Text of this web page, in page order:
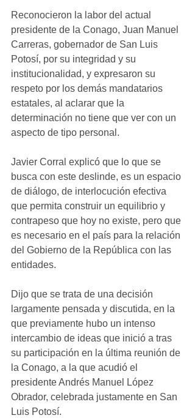
Reconocieron la labor del actual
presidente de la Conago, Juan Manuel
Carreras, gobernador de San Luis
Potosí, por su integridad y su
institucionalidad, y expresaron su
respeto por los demás mandatarios
estatales, al aclarar que la
determinación no tiene que ver con un
aspecto de tipo personal.
Javier Corral explicó que lo que se
busca con este deslinde, es un espacio
de diálogo, de interlocución efectiva
que permita construir un equilibrio y
contrapeso que hoy no existe, pero que
es necesario en el país para la relación
del Gobierno de la República con las
entidades.
Dijo que se trata de una decisión
largamente pensada y discutida, en la
que previamente hubo un intenso
intercambio de ideas que inició a tras
su participación en la última reunión de
la Conago, a la que acudió el
presidente Andrés Manuel López
Obrador, celebrada justamente en San
Luis Potosí.